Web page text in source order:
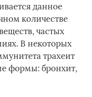
данное
количестве
частых
В некоторых
трахеит
формы: бронхит,